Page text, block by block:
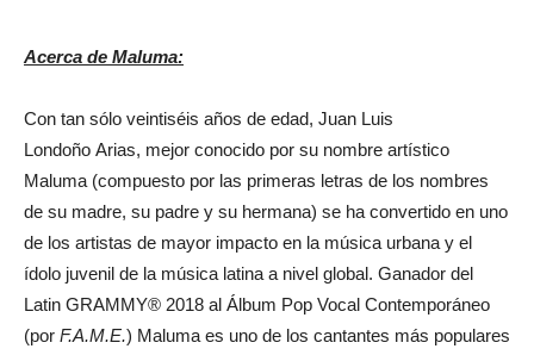
Acerca de Maluma:
Con tan sólo veintiséis años de edad, Juan Luis
Londoño Arias, mejor conocido por su nombre artístico
Maluma (compuesto por las primeras letras de los nombres
de su madre, su padre y su hermana) se ha convertido en uno
de los artistas de mayor impacto en la música urbana y el
ídolo juvenil de la música latina a nivel global. Ganador del
Latin GRAMMY® 2018 al Álbum Pop Vocal Contemporáneo
(por F.A.M.E.) Maluma es uno de los cantantes más populares